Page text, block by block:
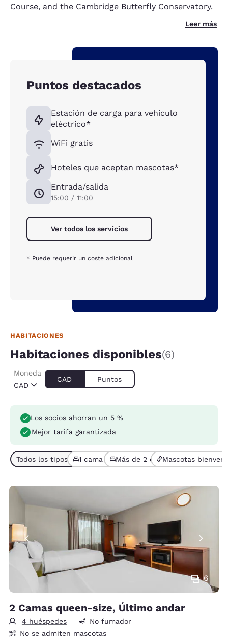
Course, and the Cambridge Butterfly Conservatory.
Leer más
Puntos destacados
Estación de carga para vehículo
eléctrico*
WiFi gratis
Hoteles que aceptan mascotas*
Entrada/salida
15:00 / 11:00
Ver todos los servicios
* Puede requerir un coste adicional
HABITACIONES
Habitaciones disponibles(6)
CAD
Moneda
CAD Puntos
Los socios ahorran un 5 %
Mejor tarifa garantizada
Todos los tipos de habitaciones (6)
1 cama (3)Más de 2 camas (3)
Mascotas
6
2 Camas queen-size, Último andar
4 huéspedes
No fumador
No se admiten mascotas